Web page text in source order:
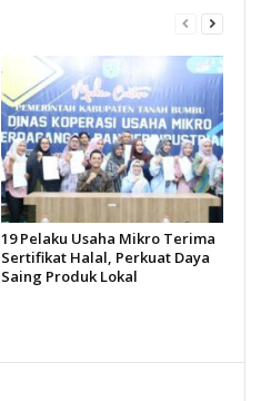
19 Pelaku Usaha Mikro Terima
Sertifikat Halal, Perkuat Daya
Saing Produk Lokal